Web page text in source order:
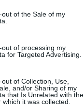
out of the Sale of my
out of processing my
for Targeted Advertising.
of Collection, Use,
and/or Sharing of my
that Is Unrelated with the
it was collected.
a portfolio.hu
olvasása előfizetéses
kötött.
teljes cikkarchívum
BÉT elmúlt 2 év napon